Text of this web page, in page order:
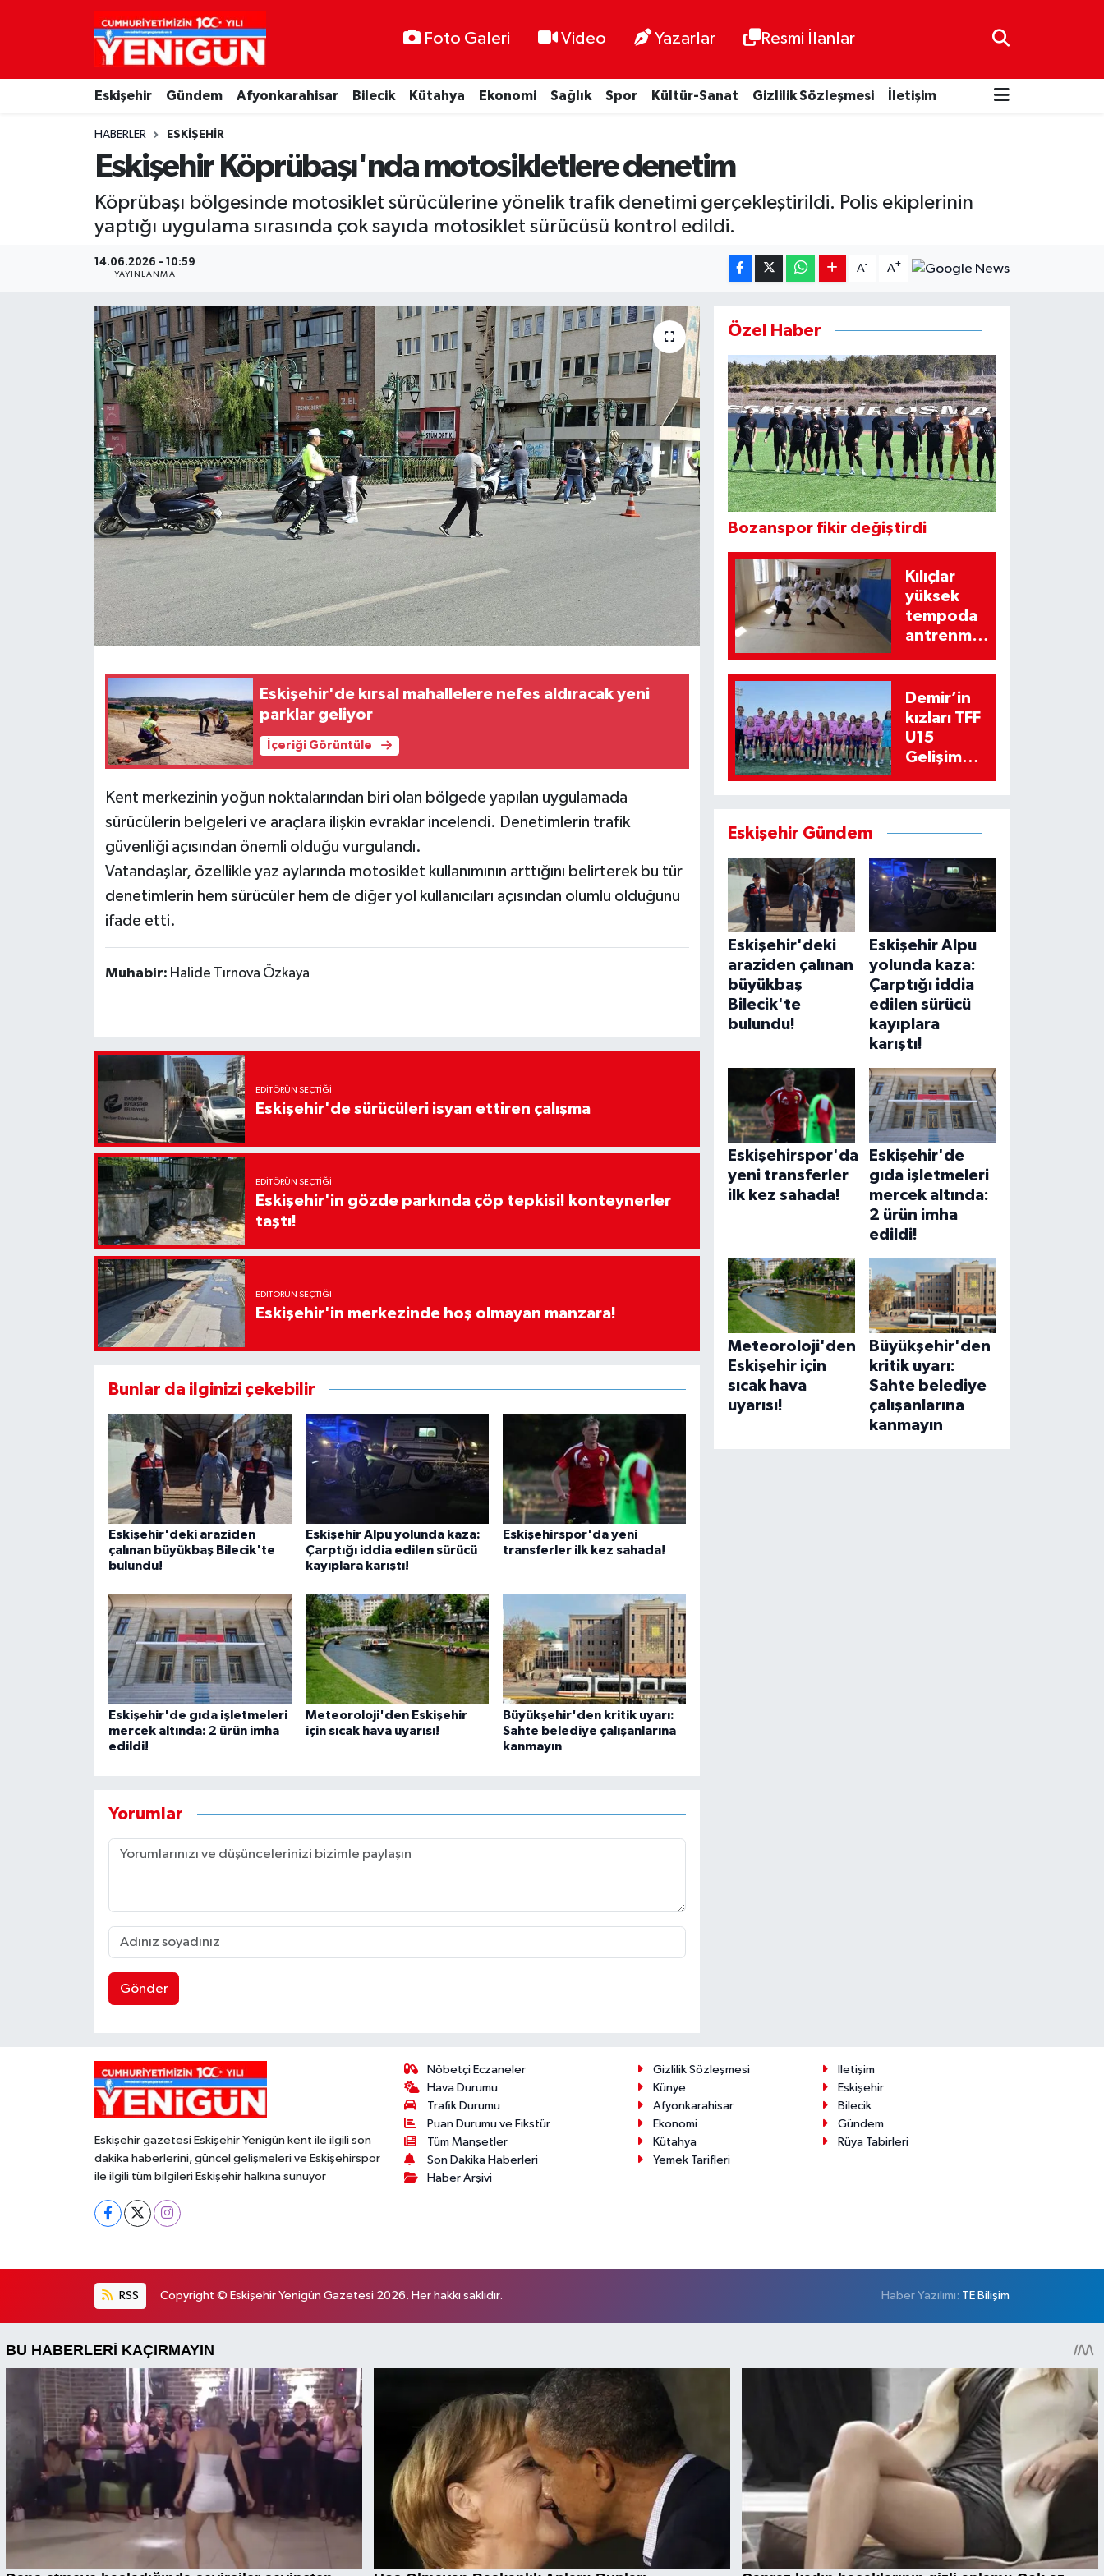
Foto Galeri Video Yazarlar Resmi İlanlar
Eskişehir Gündem Afyonkarahisar Bilecik Kütahya Ekonomi Sağlık Spor Kültür-Sanat Gizlilik Sözleşmesi İletişim
HABERLER ESKIŞEHIR
Eskişehir Köprübaşı'nda motosikletlere denetim
Köprübaşı bölgesinde motosiklet sürücülerine yönelik trafik denetimi gerçekleştirildi. Polis ekiplerinin
yaptığı uygulama sırasında çok sayıda motosiklet sürücüsü kontrol edildi.
14.06.2026 - 10:59
YAYINLANMA
A- A+
Eskişehir'de kırsal mahallelere nefes aldıracak yeni
parklar geliyor
İçeriği Görüntüle
Kent merkezinin yoğun noktalarından biri olan bölgede yapılan uygulamada
sürücülerin belgeleri ve araçlara ilişkin evraklar incelendi. Denetimlerin trafik
güvenliği açısından önemli olduğu vurgulandı.
Vatandaşlar, özellikle yaz aylarında motosiklet kullanımının arttığını belirterek bu tür
denetimlerin hem sürücüler hem de diğer yol kullanıcıları açısından olumlu olduğunu
ifade etti.
Muhabir: Halide Tırnova Özkaya
EDITÖRÜN SEÇTIĞI
Eskişehir'de sürücüleri isyan ettiren çalışma
EDITÖRÜN SEÇTIĞI
Eskişehir'in gözde parkında çöp tepkisi! konteynerler
taştı!
EDITÖRÜN SEÇTIĞI
Eskişehir'in merkezinde hoş olmayan manzara!
Bunlar da ilginizi çekebilir
Eskişehir'deki araziden
çalınan büyükbaş Bilecik'te
bulundu!
Eskişehir Alpu yolunda kaza:
Çarptığı iddia edilen sürücü
kayıplara karıştı!
Eskişehirspor'da yeni
transferler ilk kez sahada!
Eskişehir'de gıda işletmeleri
mercek altında: 2 ürün imha
edildi!
Meteoroloji'den Eskişehir
için sıcak hava uyarısı!
Büyükşehir'den kritik uyarı:
Sahte belediye çalışanlarına
kanmayın
Yorumlar
Gönder
Özel Haber
Bozanspor fikir değiştirdi
Kılıçlar
yüksek
tempoda
antrenman
Demir’in
kızları TFF
U15
Gelişim
Eskişehir Gündem
Eskişehir'deki
araziden çalınan
büyükbaş
Bilecik'te
bulundu!
Eskişehir Alpu
yolunda kaza:
Çarptığı iddia
edilen sürücü
kayıplara
karıştı!
Eskişehirspor'da
yeni transferler
ilk kez sahada!
Eskişehir'de
gıda işletmeleri
mercek altında:
2 ürün imha
edildi!
Meteoroloji'den
Eskişehir için
sıcak hava
uyarısı!
Büyükşehir'den
kritik uyarı:
Sahte belediye
çalışanlarına
kanmayın
Eskişehir gazetesi Eskişehir Yenigün kent ile ilgili son
dakika haberlerini, güncel gelişmeleri ve Eskişehirspor
ile ilgili tüm bilgileri Eskişehir halkına sunuyor
Nöbetçi Eczaneler
Hava Durumu
Trafik Durumu
Puan Durumu ve Fikstür
Tüm Manşetler
Son Dakika Haberleri
Haber Arşivi
Gizlilik Sözleşmesi
İletişim
Künye
Eskişehir
Afyonkarahisar
Bilecik
Ekonomi
Gündem
Kütahya
Rüya Tabirleri
Yemek Tarifleri
RSS Copyright © Eskişehir Yenigün Gazetesi 2026. Her hakkı saklıdır. Haber Yazılımı: TE Bilişim
Nöbetçi Eczaneler
Hava Durumu
Tüm Manşetler
Son Dakika Haberleri
Haber Arşivi